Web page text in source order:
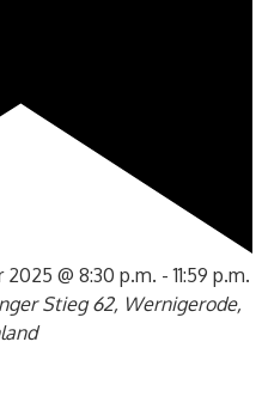
2025 @ 8:30 p.m. -11:59 p.m.
Stieg 62, Wernigerode,